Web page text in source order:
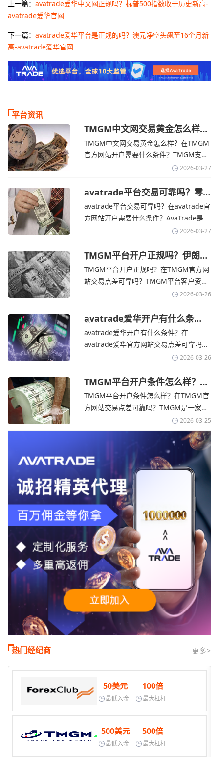
上一篇： avatrade爱华中文网正规吗？标普500指数收于历史新高-
avatrade爱华官网
下一篇： avatrade爱华平台是正规的吗？澳元净空头飙至16个月新
高-avatrade爱华官网
平台资讯
TMGM中文网交易黄金怎么样？
金价下跌，市场评估伊朗停火前
景-TMGM官网
TMGM中文网交易黄金怎么样？在TMGM
官方网站开户需要什么条件？‌‌‌TMGM支持
全球主流的MT4/MT5平台，同时提供功能
险管理工具。通过TMGM官网交易资讯了
解，金价周四回落，受​美元走强和油价上
涨，使通胀担忧保持不变‌对加息的持续预
2026-03-27
avatrade平台交易可靠吗？零
售企业称中东地区冲突正推高成
本avatrade官网
avatrade平台交易可靠吗？在avatrade官
方网站开户需要什么条件？‌‌‌AvaTrade是一
个在交易优势和可靠性两方面都非常均衡
在学习和探索中成长的新手交易者。通过
avatrade官网交易资讯了解，零售企业警
告称，中东地区的冲突正在推高成本，如
2026-03-27
TMGM平台开户正规吗？伊朗仍
拒绝与美国直接谈判-TMGM官
网
TMGM平台开户正规吗？在TMGM官方网
站交易点差可靠吗？‌‌‌TMGM平台客户资金
存放在澳大利亚国民银行等顶级银行的独
TMGM官网交易资讯了解，伊朗外交部长
表示，尽管德黑兰高级官员正在审查美国
结束战争的提议
2026-03-26
avatrade爱华开户有什么条
件？亚洲市场交易喜忧参半-
avatrade爱华官网
avatrade爱华开户有什么条件？在
avatrade爱华官方网站交易点差可靠吗？‌‌‌
avatrade爱华平台的新手可以用很小的成
标准的MT4、MT5，以及自研的
AvaTradeGO和AvaOptions。通过
avatrade爱华官网交易资讯了解，据伊朗
2026-03-26
TMGM平台开户条件怎么样？美
伊和谈传闻引发油价暴跌-
TMGM官网
TMGM平台开户条件怎么样？在TMGM官
方网站交易点差可靠吗？‌‌‌TMGM是一家交
易成本极低、产品极其丰富、ASIC监管
+千万保险加持的全球知名经纪商，特别适
合活跃交易者和股票CFD投资者。通过
TMGM官网交易资讯了解，周三亚洲交易
时段,油价暴跌逾6%,布伦特原油跌破每桶
100美元
2026-03-25
热门经纪商 更多>
50美元
最低入金
100倍
最大杠杆
500美元
最低入金
500倍
最大杠杆